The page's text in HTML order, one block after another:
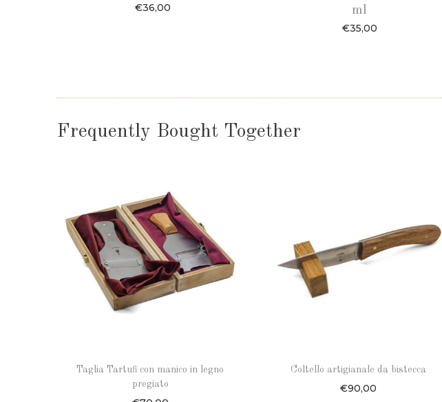
€36,00
ml
€35,00
Frequently Bought Together
Taglia Tartufi con manico in legno
pregiato
Coltello artigianale da bistecca
€90,00